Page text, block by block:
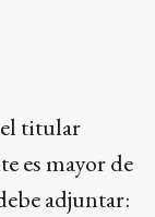
titular
es mayor de
adjuntar: